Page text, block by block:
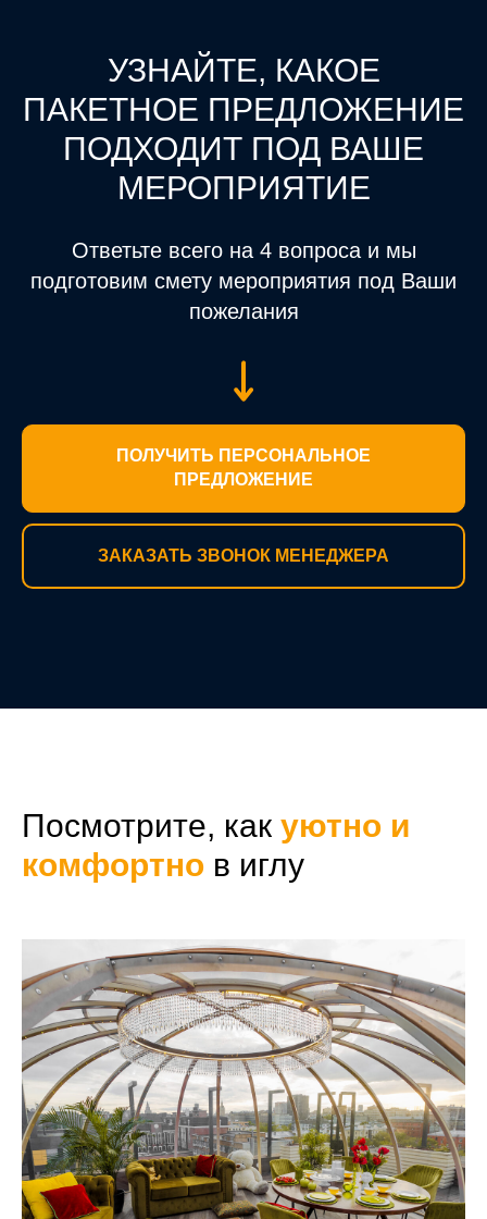
УЗНАЙТЕ, КАКОЕ
ПАКЕТНОЕ ПРЕДЛОЖЕНИЕ
ПОДХОДИТ ПОД ВАШЕ
МЕРОПРИЯТИЕ
Ответьте всего на 4 вопроса и мы
подготовим смету мероприятия под Ваши
пожелания
ПОЛУЧИТЬ ПЕРСОНАЛЬНОЕ
ПРЕДЛОЖЕНИЕ
ЗАКАЗАТЬ ЗВОНОК МЕНЕДЖЕРА
Посмотрите, как уютно и
комфортно в иглу